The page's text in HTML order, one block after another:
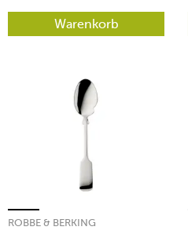
Warenkorb
ROBBE & BERKING